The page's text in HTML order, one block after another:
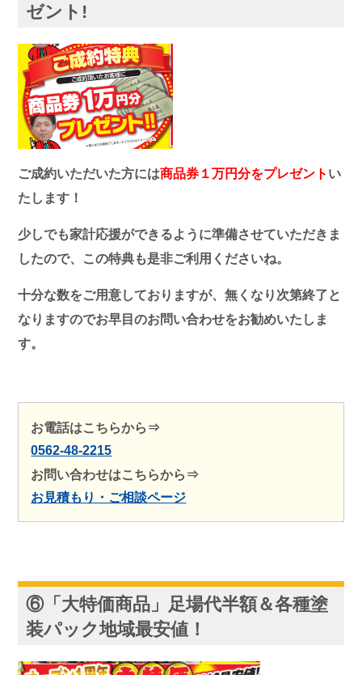
ゼント!
ご成約いただいた方には商品券１万円分をプレゼント い
たします！
少しでも家計応援ができるように準備させていただきま
したので、この特典も是非ご利用くださいね。
十分な数をご用意しておりますが、無くなり次第終了と
なりますのでお早目のお問い合わせをお勧めいたしま
す。
お電話はこちらから⇒
0562-48-2215
お問い合わせはこちらから⇒
お見積もり・ご相談ページ
⑥「大特価商品」足場代半額＆各種塗
装パック地域最安値！